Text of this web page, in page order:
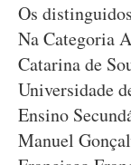
Os
Na Categoria
Catarina de
Universidade
Ensino
Manuel